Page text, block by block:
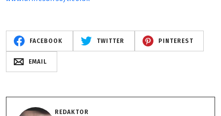
FACEBOOK TWITTER PINTEREST
EMAIL
REDAKTOR